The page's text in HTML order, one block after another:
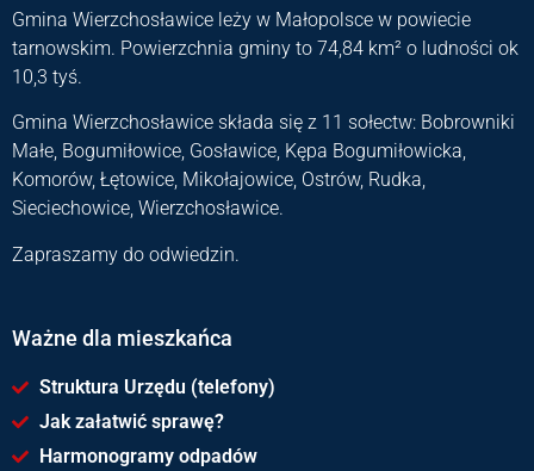
Gmina Wierzchosławice leży w Małopolsce w powiecie
tarnowskim. Powierzchnia gminy to 74,84 km² o ludności ok
10,3 tyś.
Gmina Wierzchosławice składa się z 11 sołectw: Bobrowniki
Małe, Bogumiłowice, Gosławice, Kępa Bogumiłowicka,
Komorów, Łętowice, Mikołajowice, Ostrów, Rudka,
Sieciechowice, Wierzchosławice.
Zapraszamy do odwiedzin.
Ważne dla mieszkańca
Struktura Urzędu (telefony)
Jak załatwić sprawę?
Harmonogramy odpadów